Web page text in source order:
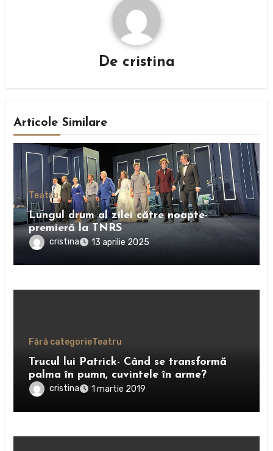
De cristina
Articole Similare
Teatru
Lungul drum al zilei către noapte-
premieră la TNRS
cristina 13 aprilie 2025
Fără categorieTeatru
Trucul lui Patrick- Când se transformă
palma în pumn, cuvintele în arme?
cristina 1 martie 2019